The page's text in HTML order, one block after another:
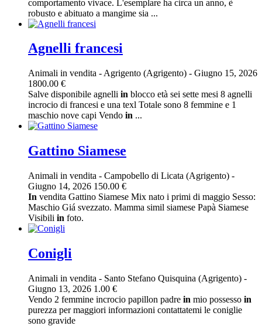
comportamento vivace. L'esemplare ha circa un anno, è
robusto e abituato a mangime sia ...
Agnelli francesi
Animali in vendita - Agrigento (Agrigento) - Giugno 15, 2026
1800.00 €
Salve disponibile agnelli in blocco età sei sette mesi 8 agnelli
incrocio di francesi e una texl Totale sono 8 femmine e 1
maschio nove capi Vendo in ...
Gattino Siamese
Animali in vendita - Campobello di Licata (Agrigento) -
Giugno 14, 2026 150.00 €
In vendita Gattino Siamese Mix nato i primi di maggio Sesso:
Maschio Giá svezzato. Mamma simil siamese Papà Siamese
Visibili in foto.
Conigli
Animali in vendita - Santo Stefano Quisquina (Agrigento) -
Giugno 13, 2026 1.00 €
Vendo 2 femmine incrocio papillon padre in mio possesso in
purezza per maggiori informazioni contattatemi le coniglie
sono gravide